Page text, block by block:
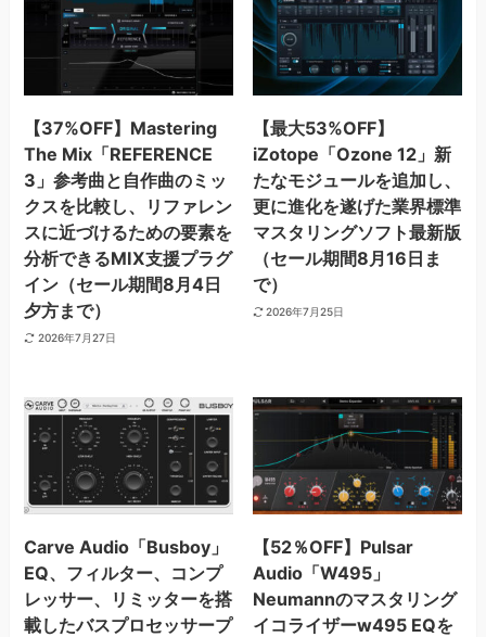
【37%OFF】Mastering
The Mix「REFERENCE
3」参考曲と自作曲のミッ
クスを比較し、リファレン
スに近づけるための要素を
分析できるMIX支援プラグ
イン（セール期間8月4日
夕方まで）
2026年7月27日
【最大53%OFF】
iZotope「Ozone 12」新
たなモジュールを追加し、
更に進化を遂げた業界標準
マスタリングソフト最新版
（セール期間8月16日ま
で）
2026年7月25日
Carve Audio「Busboy」
EQ、フィルター、コンプ
レッサー、リミッターを搭
載したバスプロセッサープ
【52％OFF】Pulsar
Audio「W495」
Neumannのマスタリング
イコライザーw495 EQを